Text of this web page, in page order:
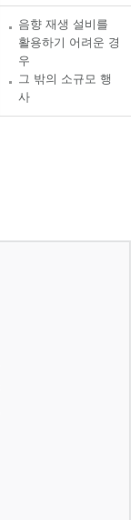
음향 재생 설비를
활용하기 어려운 경
우
그 밖의 소규모 행
사